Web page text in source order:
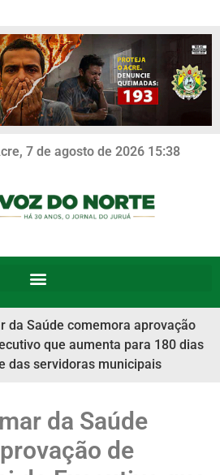
7 de agosto de 2026 15:38
da Saúde comemora aprovação
que aumenta para 180 dias
das servidoras municipais
da Saúde
de